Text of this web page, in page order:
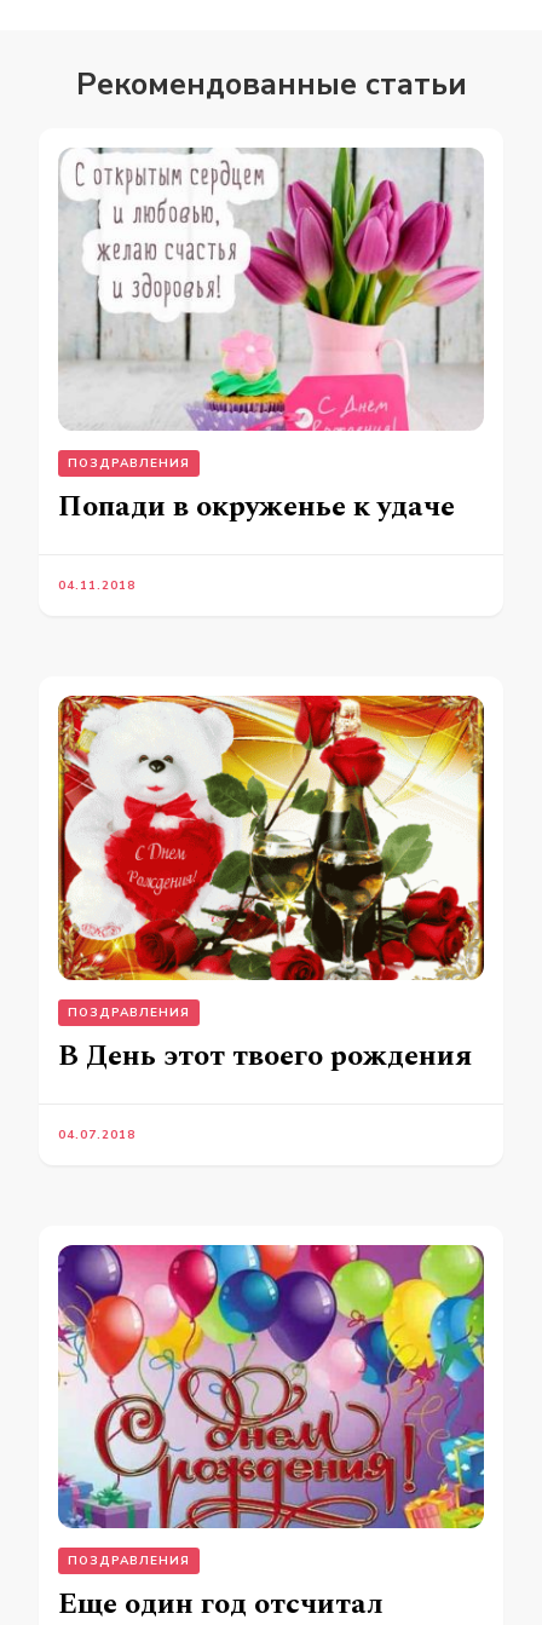
Рекомендованные статьи
ПОЗДРАВЛЕНИЯ
Попади в окруженье к удаче
04.11.2018
ПОЗДРАВЛЕНИЯ
В День этот твоего рождения
04.07.2018
ПОЗДРАВЛЕНИЯ
Еще один год отсчитал